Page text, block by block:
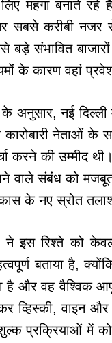
महंगा बनाते रहे
सबसे करीबी नजर से
बड़े संभावित
के कारण वहां
के अनुसार, नई
नेताओं के
करने की उम्मीद
वाले संबंध को
के नए स्रोत
ने इस रिश्ते को
बताया है,
है और वह वैश्विक
व्हिस्की, वाइन
प्रक्रियाओं में